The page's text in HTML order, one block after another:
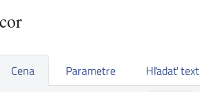
Cena Parametre Hľadať text